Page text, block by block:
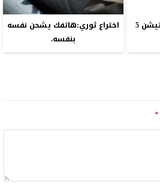
توقعات بظهور بلاي ستيشن 5
اختراع ثوري:هاتفك يشحن نفسه
بنفسه.
*